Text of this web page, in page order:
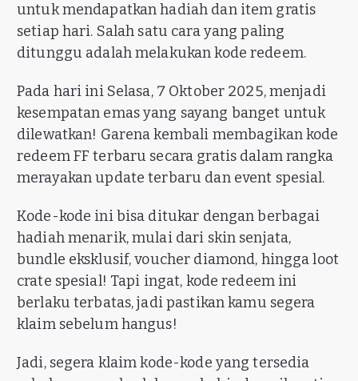
untuk mendapatkan hadiah dan item gratis
setiap hari. Salah satu cara yang paling
ditunggu adalah melakukan kode redeem.
Pada hari ini Selasa, 7 Oktober 2025, menjadi
kesempatan emas yang sayang banget untuk
dilewatkan! Garena kembali membagikan kode
redeem FF terbaru secara gratis dalam rangka
merayakan update terbaru dan event spesial.
Kode-kode ini bisa ditukar dengan berbagai
hadiah menarik, mulai dari skin senjata,
bundle eksklusif, voucher diamond, hingga loot
crate spesial! Tapi ingat, kode redeem ini
berlaku terbatas, jadi pastikan kamu segera
klaim sebelum hangus!
Jadi, segera klaim kode-kode yang tersedia